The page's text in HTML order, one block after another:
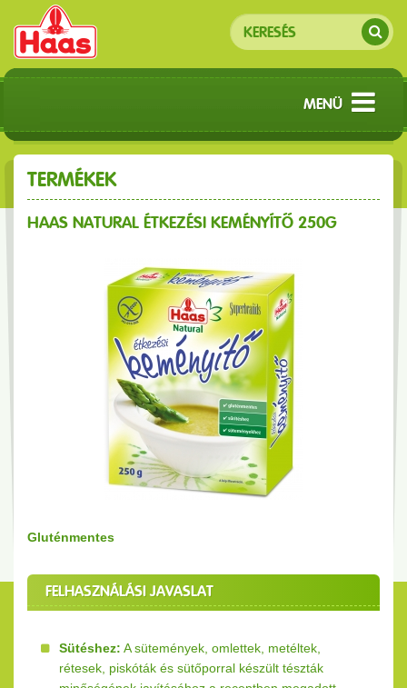
MENÜ
TERMÉKEK
HAAS NATURAL ÉTKEZÉSI KEMÉNYÍTŐ 250G
Gluténmentes
FELHASZNÁLÁSI JAVASLAT
Sütéshez: A sütemények, omlettek, metéltek,
rétesek, piskóták és sütőporral készült tészták